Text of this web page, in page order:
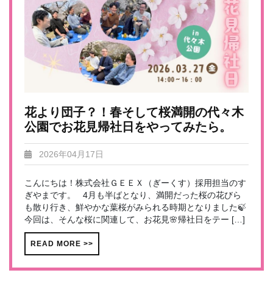
花より団子？！春そして桜満開の代々木
公園でお花見帰社日をやってみたら。
2026年04月17日
こんにちは！株式会社ＧＥＥＸ（ぎーくす）採用担当のす
ぎやまです。 4月も半ばとなり、満開だった桜の花びら
も散り行き、鮮やかな葉桜がみられる時期となりました🍃
今回は、そんな桜に関連して、お花見🌸帰社日をテー […]
READ MORE >>